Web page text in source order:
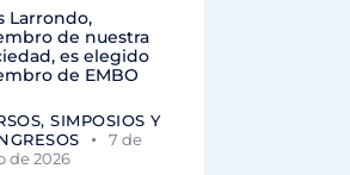
Larrondo,
de nuestra
es elegido
de EMBO
SIMPOSIOS Y
7 de
de 2026